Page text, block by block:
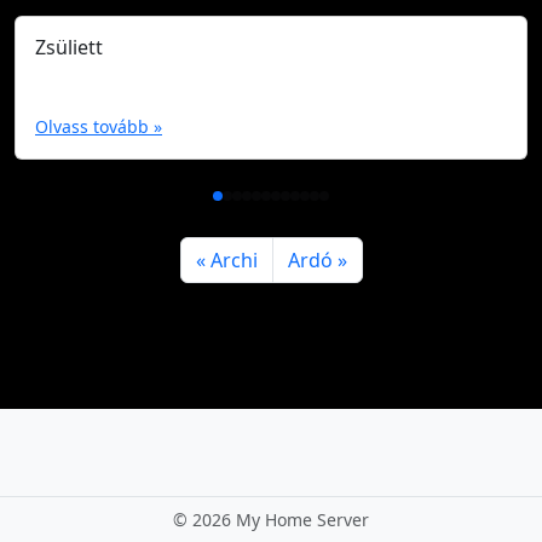
Zsüliett
Olvass tovább »
Archi Ardó
© 2026 My Home Server